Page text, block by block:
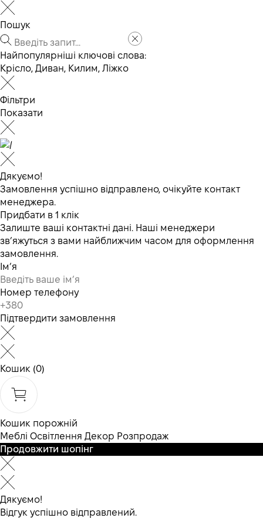
Пошук
Найпопулярніші ключові слова:
Крісло, Диван, Килим, Ліжко
Фільтри
Показати
Дякуємо!
Замовлення успішно відправлено, очікуйте контакт
менеджера.
Придбати в 1 клік
Залиште ваші контактні дані. Наші менеджери
зв’яжуться з вами найближчим часом для оформлення
замовлення.
Ім’я
Номер телефону
Підтвердити замовлення
Кошик (0)
Кошик порожній
Меблі Освітлення Декор Розпродаж
Продовжити шопінг
Дякуємо!
Відгук успішно відправлений.